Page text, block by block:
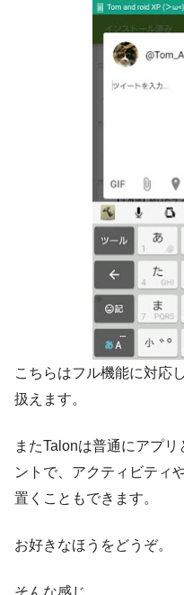
こちらはフル機能に対応
扱えます。
またTalonは普通にアプ
ントで、アクティビティ
置くこともできます。
お好きなほうをどうぞ。